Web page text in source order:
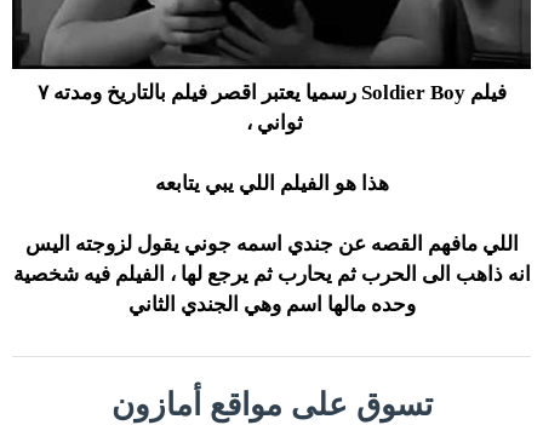
فيلم Soldier Boy رسميا يعتبر اقصر فيلم بالتاريخ ومدته ٧
ثواني ،
هذا هو الفيلم اللي يبي يتابعه
اللي مافهم القصه عن جندي اسمه جوني يقول لزوجته اليس
انه ذاهب الى الحرب ثم يحارب ثم يرجع لها ، الفيلم فيه شخصية
وحده مالها اسم وهي الجندي الثاني
تسوق على مواقع أمازون